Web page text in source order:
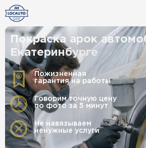
Покраска арок
Екатеринбурге
Пожизненная
гарантия на работы
Говорим точную цену
по фото за 5 минут
Не навязываем
ненужные услуги